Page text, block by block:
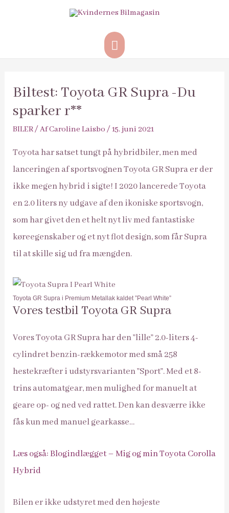
Hovedmenu
Biltest: Toyota GR Supra -Du
sparker r**
BILER/ AfCaroline Laisbo /15. juni 2021
Toyota har satset tungt på hybridbiler, men med
lanceringen af sportsvognen Toyota GR Supra er der
ikke megen hybrid i sigte! I 2020 lancerede Toyota
en 2.0 liters ny udgave af den ikoniske sportsvogn,
som har givet den et helt nyt liv med fantastiske
køreegenskaber og et nyt flot design, som får Supra
til at skille sig ud fra mængden.
Toyota GR Supra i Premium Metallak kaldet ”Pearl White”
Vores testbil Toyota GR Supra
Vores Toyota GR Supra har den ”lille” 2.0-liters 4-
cylindret benzin-rækkemotor med små 258
hestekræfter i udstyrsvarianten ”Sport”. Med et 8-
trins automatgear, men mulighed for manuelt at
geare op- og ned ved rattet. Den kan desværre ikke
fås kun med manuel gearkasse…
Læs også: Blogindlægget – Mig og min Toyota Corolla
Hybrid
Bilen er ikke udstyret med den højeste